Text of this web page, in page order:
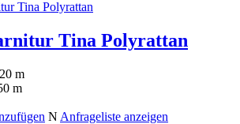
Tina Polyrattan
m
m
N Anfrageliste anzeigen